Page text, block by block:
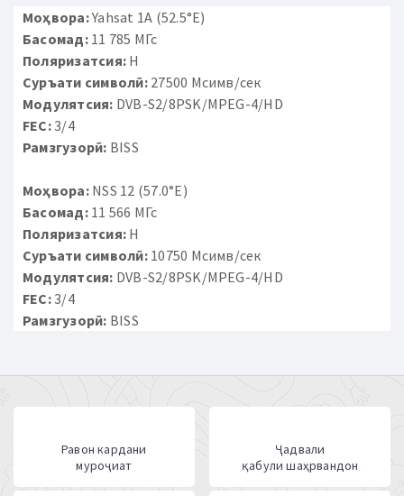
Моҳвора:Yahsat 1A (52.5°E)
Басомад:11 785 МГс
Поляризатсия: H
Суръати символӣ:27500 Мсимв/сек
Модулятсия: DVB-S2/8PSK/MPEG-4/HD
FEC:3/4
Рамзгузорӣ: BISS
Моҳвора:NSS 12 (57.0°E)
Басомад:11 566 МГс
Поляризатсия: H
Суръати символӣ:10750 Мсимв/сек
Модулятсия: DVB-S2/8PSK/MPEG-4/HD
FEC:3/4
Рамзгузорӣ: BISS
Равон кардани
муроҷиат
Ҷадвали
қабули шаҳрвандон